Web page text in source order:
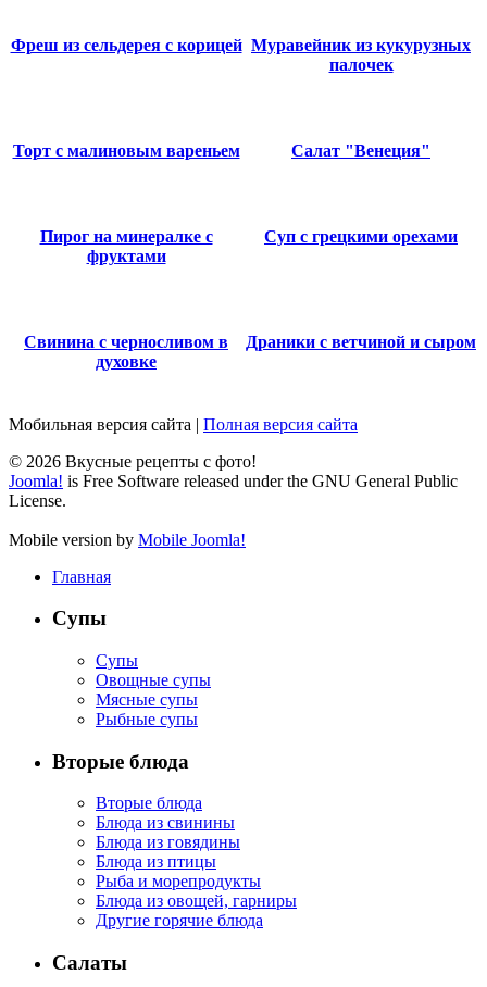
Фреш из сельдерея с корицей Муравейник из кукурузных
палочек
Торт с малиновым вареньем Салат "Венеция"
Пирог на минералке с
фруктами
Суп с грецкими орехами
Свинина с черносливом в
духовке
Драники с ветчиной и сыром
Мобильная версия сайта | Полная версия сайта
© 2026 Вкусные рецепты с фото!
Joomla! is Free Software released under the GNU General Public
License.
Mobile version by Mobile Joomla!
Главная
Супы
Супы
Овощные супы
Мясные супы
Рыбные супы
Вторые блюда
Вторые блюда
Блюда из свинины
Блюда из говядины
Блюда из птицы
Рыба и морепродукты
Блюда из овощей, гарниры
Другие горячие блюда
Салаты